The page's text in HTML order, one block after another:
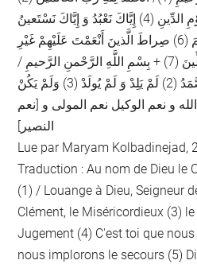
الرَّحْمنِ الرَّحيمِ (3) مالِكِ يَوْمِ الدِّينِ (4) إِيَّاكَ نَعْبُدُ وَ إِيَّاكَ نَسْتَعينُ
(5) اهْدِنَا الصِّراطَ الْمُسْتَقيمَ (6) صِراطَ الَّذينَ أَنْعَمْتَ عَلَيْهِمْ غَيْرِ
الْمَغْضُوبِ عَلَيْهِمْ وَ لاَ الضَّالِّينَ (7) + بِسْمِ اللَّهِ الرَّحْمنِ الرَّحيمِ ‏/
قُلْ هُوَ اللَّهُ أَحَدٌ (1) اللَّهُ الصَّمَدُ (2) لَمْ يَلِدْ وَ لَمْ يُولَدْ (3) وَلَمْ يَكُنْ
+حسبی الله و نعم الوکیل نعم المولی و [نعم
النصیر]
Lue par Maryam Kolbadinejad,
Traduction : Au nom de Dieu le
(1) / Louange à Dieu, Seigneur
Clément, le Miséricordieux (3)
Jugement (4) C'est toi que
nous implorons le secours (5)